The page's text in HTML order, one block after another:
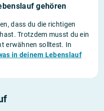
gehören
dass du die richtigen
Trotzdem musst du ein
erwähnen solltest. In
in deinem Lebenslauf